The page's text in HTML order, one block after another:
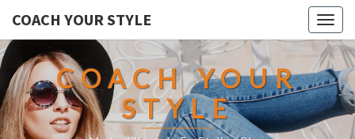
COACH YOUR STYLE
COACH YOUR
STYLE